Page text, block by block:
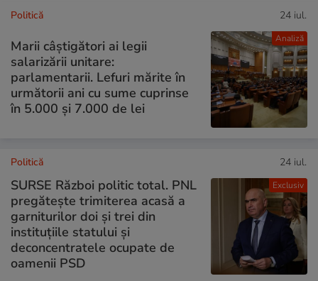
Analiză
Politică 24 iul.
Marii câștigători ai legii
salarizării unitare:
parlamentarii. Lefuri mărite în
următorii ani cu sume cuprinse
în 5.000 și 7.000 de lei
Exclusiv
Politică 24 iul.
SURSE Război politic total. PNL
pregătește trimiterea acasă a
garniturilor doi și trei din
instituțiile statului și
deconcentratele ocupate de
oamenii PSD